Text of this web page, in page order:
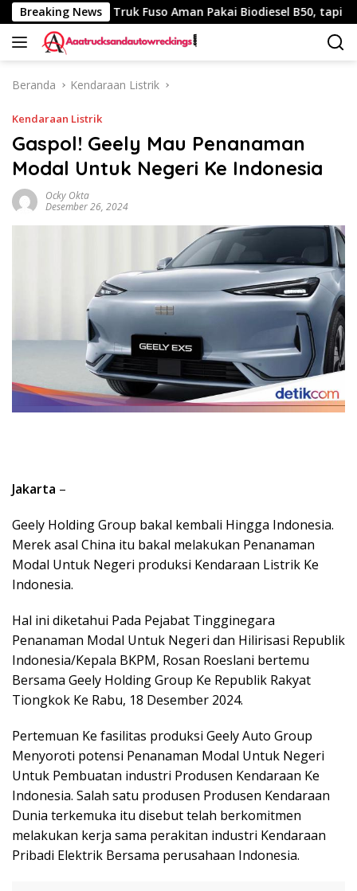
Langsung
ke
konten
Breaking News
Km Truk Fuso Aman Pakai Biodiesel B50, tapi Ada
Beranda Kendaraan Listrik
Kendaraan Listrik
Gaspol! Geely Mau Penanaman
Modal Untuk Negeri Ke Indonesia
Ocky Okta
Desember 26, 2024
Jakarta –
Geely Holding Group bakal kembali Hingga Indonesia.
Merek asal China itu bakal melakukan Penanaman
Modal Untuk Negeri produksi Kendaraan Listrik Ke
Indonesia.
Hal ini diketahui Pada Pejabat Tingginegara
Penanaman Modal Untuk Negeri dan Hilirisasi Republik
Indonesia/Kepala BKPM, Rosan Roeslani bertemu
Bersama Geely Holding Group Ke Republik Rakyat
Tiongkok Ke Rabu, 18 Desember 2024.
Pertemuan Ke fasilitas produksi Geely Auto Group
Menyoroti potensi Penanaman Modal Untuk Negeri
Untuk Pembuatan industri Produsen Kendaraan Ke
Indonesia. Salah satu produsen Produsen Kendaraan
Dunia terkemuka itu disebut telah berkomitmen
melakukan kerja sama perakitan industri Kendaraan
Pribadi Elektrik Bersama perusahaan Indonesia.